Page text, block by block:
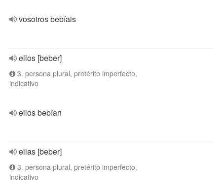
vosotros bebíais
ellos [beber]
3. persona plural, pretérito imperfecto,
indicativo
ellos bebían
ellas [beber]
3. persona plural, pretérito imperfecto,
indicativo